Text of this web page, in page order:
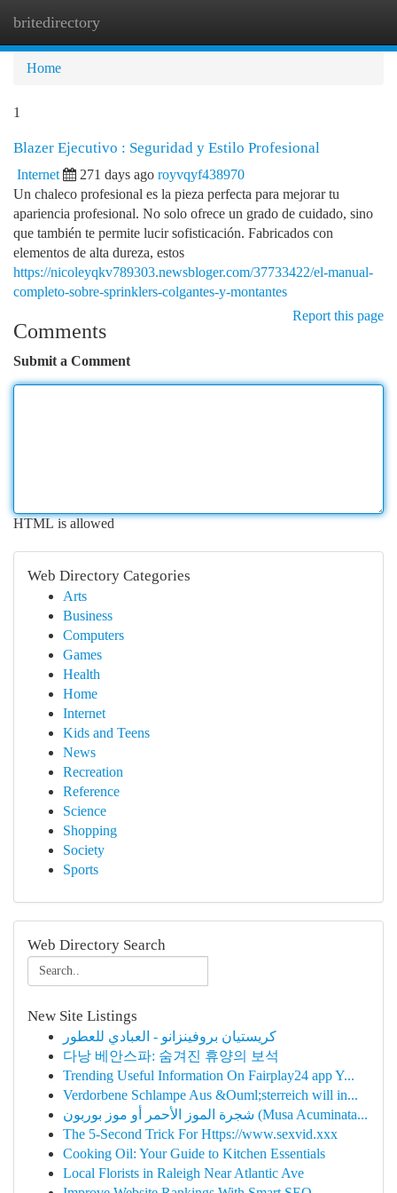
britedirectory
Home
1
Blazer Ejecutivo : Seguridad y Estilo Profesional
Internet 271 days ago royvqyf438970
Un chaleco profesional es la pieza perfecta para mejorar tu
apariencia profesional. No solo ofrece un grado de cuidado, sino
que también te permite lucir sofisticación. Fabricados con
elementos de alta dureza, estos
https://nicoleyqkv789303.newsbloger.com/37733422/el-manual-
completo-sobre-sprinklers-colgantes-y-montantes
Report this page
Comments
Submit a Comment
HTML is allowed
Web Directory Categories
Arts
Business
Computers
Games
Health
Home
Internet
Kids and Teens
News
Recreation
Reference
Science
Shopping
Society
Sports
Web Directory Search
New Site Listings
كريستيان بروفينزانو - العبادي للعطور
다낭 베안스파: 숨겨진 휴양의 보석
Trending Useful Information On Fairplay24 app Y...
Verdorbene Schlampe Aus &Ouml;sterreich will in...
شجرة الموز الأحمر أو موز بوربون (Musa Acuminata...
The 5-Second Trick For Https://www.sexvid.xxx
Cooking Oil: Your Guide to Kitchen Essentials
Local Florists in Raleigh Near Atlantic Ave